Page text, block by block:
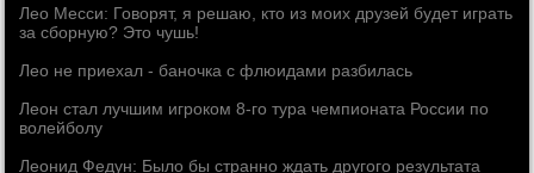
Лео Месси: Говорят, я решаю, кто из моих друзей будет играть
за сборную? Это чушь!
Лео не приехал - баночка с флюидами разбилась
Леон стал лучшим игроком 8-го тура чемпионата России по
волейболу
Леонид Федун: Было бы странно ждать другого результата